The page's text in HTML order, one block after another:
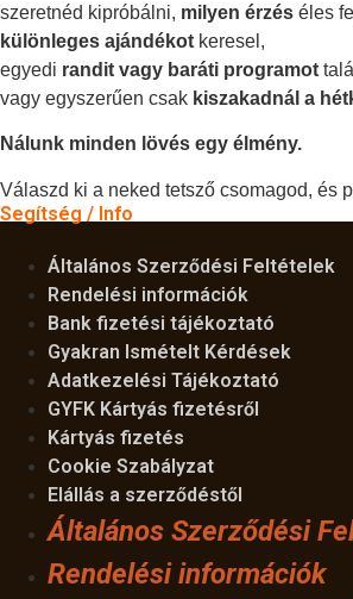
szeretnéd kipróbálni, milyen érzés éles
különleges ajándékot keresel,
egyedi randit vagy baráti programot
vagy egyszerűen csak kiszakadnál a
Nálunk minden lövés egy élmény.
Válaszd ki a neked tetsző csomagod, és
Segítség / Info
Általános Szerződési Feltételek
Rendelési információk
Bank fizetési tájékoztató
Gyakran Ismételt Kérdések
Adatkezelési Tájékoztató
GYFK Kártyás fizetésről
Kártyás fizetés
Cookie Szabályzat
Elállás a szerződéstől
Általános Szerződési
Rendelési információk